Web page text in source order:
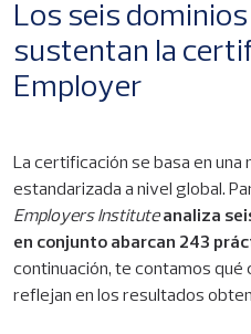
Los seis
sustentan la
Employer
La certificación se basa en
estandarizada a nivel global.
Employers Institute analiza
en conjunto abarcan 243
continuación, te contamos qué
reflejan en los resultados